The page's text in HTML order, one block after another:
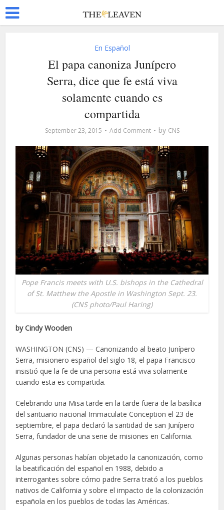
En Español
El papa canoniza Junípero
Serra, dice que fe está viva
solamente cuando es
compartida
September 23, 2015 Add Comment by CNS
Pope Francis meets with U.S. bishops in the Cathedral
of St. Matthew the Apostle in Washington Sept. 23.
(CNS photo/Paul Haring)
by Cindy Wooden
WASHINGTON (CNS) — Canonizando al beato Junípero
Serra, misionero español del siglo 18, el papa Francisco
insistió que la fe de una persona está viva solamente
cuando esta es compartida.
Celebrando una Misa tarde en la tarde fuera de la basílica
del santuario nacional Immaculate Conception el 23 de
septiembre, el papa declaró la santidad de san Junípero
Serra, fundador de una serie de misiones en California.
Algunas personas habían objetado la canonización, como
la beatificación del español en 1988, debido a
interrogantes sobre cómo padre Serra trató a los pueblos
nativos de California y sobre el impacto de la colonización
española en los pueblos de todas las Américas.